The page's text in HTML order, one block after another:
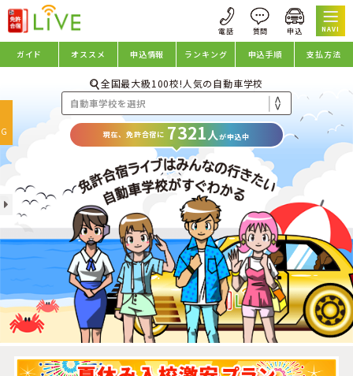
NAVI
ガイド オススメ 申込情報 ランキング 申込手順 支払方法
全国最大級100校!人気の自動車学校
現在、免許合宿に 7321 人が申込中